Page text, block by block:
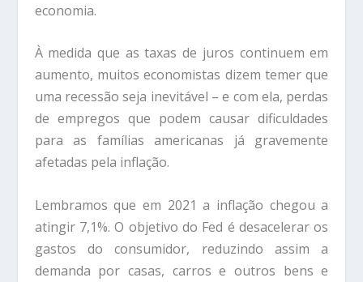
economia.
À medida que as taxas de juros continuem em
aumento, muitos economistas dizem temer que
uma recessão seja inevitável – e com ela, perdas
de empregos que podem causar dificuldades
para as famílias americanas já gravemente
afetadas pela inflação.
Lembramos que em 2021 a inflação chegou a
atingir 7,1%. O objetivo do Fed é desacelerar os
gastos do consumidor, reduzindo assim a
demanda por casas, carros e outros bens e